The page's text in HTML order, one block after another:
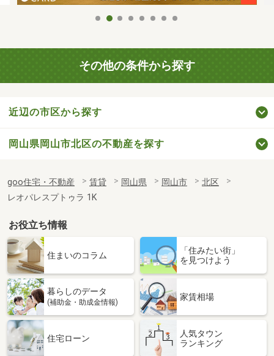
その他の条件から探す
近辺の市区から探す
岡山県岡山市北区の不動産を探す
goo住宅・不動産 賃貸 岡山県 岡山市
北区
レオパレスプトゥラ 1K
お役立ち情報
住まいのコラム
「住みたい街」
を見つけよう
暮らしのデータ
(補助金・助成金情報)
家賃相場
住宅ローン
人気タウン
ランキング